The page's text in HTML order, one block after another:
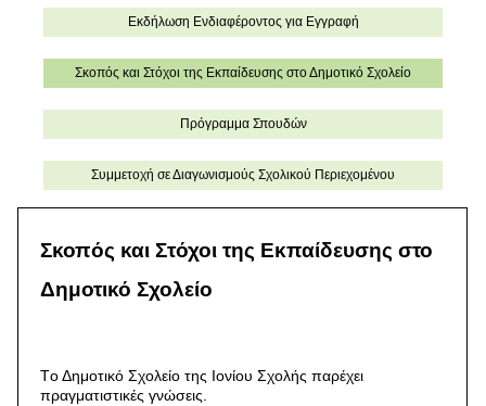
Εκδήλωση Eνδιαφέροντος για Εγγραφή
Σκοπός και Στόχοι της Εκπαίδευσης στο Δημοτικό Σχολείο
Πρόγραμμα Σπουδών
Συμμετοχή σε Διαγωνισμούς Σχολικού Περιεχομένου
Σκοπός και Στόχοι της Εκπαίδευσης στο
Δημοτικό Σχολείο
Tο Δημοτικό Σχολείο της Ιονίου Σχολής παρέχει
πραγματιστικές γνώσεις.